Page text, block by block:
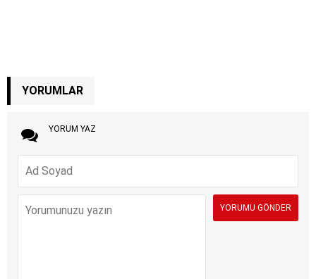
YORUMLAR
YORUM YAZ